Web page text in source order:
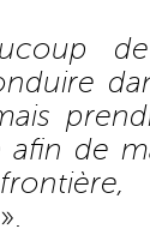
de
afin de
».